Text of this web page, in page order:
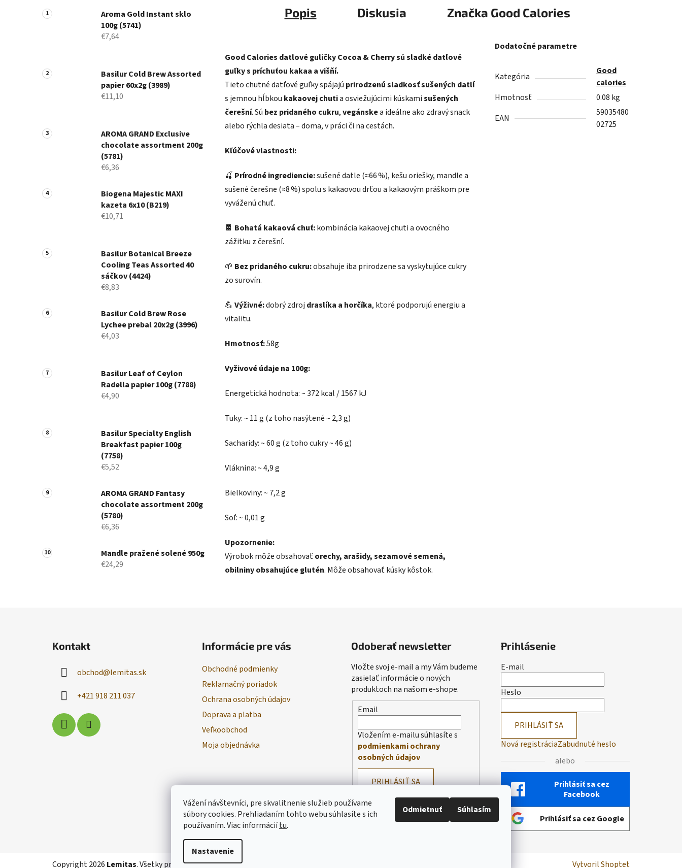
Vážení návštevníci, pre skvalitnenie služieb používame
súbory cookies. Prehliadaním tohto webu súhlasíte s ich
používaním.Viac informáciítu.
Nastavenie
Odmietnuť Súhlasím
Aroma Gold Instant sklo
100g (5741)
€7,64
Basilur Cold Brew Assorted
papier 60x2g (3989)
€11,10
AROMA GRAND Exclusive
chocolate assortment 200g
(5781)
€6,36
Biogena Majestic MAXI
kazeta 6x10 (B219)
€10,71
Basilur Botanical Breeze
Cooling Teas Assorted 40
sáčkov (4424)
€8,83
Basilur Cold Brew Rose
Lychee prebal 20x2g (3996)
€4,03
Basilur Leaf of Ceylon
Radella papier 100g (7788)
€4,90
Basilur Specialty English
Breakfast papier 100g
(7758)
€5,52
AROMA GRAND Fantasy
chocolate assortment 200g
(5780)
€6,36
Mandle pražené solené 950g
€24,29
Popis Diskusia Značka Good Calories
Good Calories ďatlové guličky Cocoa & Cherry sú sladké datľové
guľky s príchuťou kakaa a višňí.
Tieto chutné datľové guľky spájajú prirodzenú sladkosť sušených datlí
s jemnou hĺbkou kakaovej chutia osviežujúcimi kúskamisušených
čerešní. Sú bez pridaného cukru,vegánskea ideálne ako zdravý snack
alebo rýchla desiata – doma, v práci či na cestách.
Kľúčové vlastnosti:
🍒 Prírodné ingrediencie:sušené datle (≈66 %), kešu oriešky, mandle a
sušené čerešne (≈8 %) spolu s kakaovou drťou a kakaovým práškom pre
vyváženú chuť.
🍫 Bohatá kakaová chuť:kombinácia kakaovej chuti a ovocného
zážitku z čerešní.
🌱 Bez pridaného cukru:obsahuje iba prirodzene sa vyskytujúce cukry
zo surovín.
💪 Výživné:dobrý zdroj draslíka a horčíka, ktoré podporujú energiu a
vitalitu.
Hmotnosť:58g
Vyživové údaje na 100g:
Energetická hodnota: ~ 372 kcal / 1567 kJ
Tuky: ~ 11 g (z toho nasýtené ~ 2,3 g)
Sacharidy: ~ 60 g (z toho cukry ~ 46 g)
Vláknina: ~ 4,9 g
Bielkoviny: ~ 7,2 g
Soľ: ~ 0,01 g
Upozornenie:
Výrobok môže obsahovaťorechy, arašidy, sezamové semená,
obilniny obsahujúce glutén. Môže obsahovať kúsky kôstok.
Dodatočné parametre
Kategória
Good
calories
Hmotnosť
0.08 kg
EAN
59035480
02725
Kontakt
obchod@lemitas.sk
+421 918 211 037
Informácie pre vás
Obchodné podmienky
Reklamačný poriadok
Ochrana osobných údajov
Doprava a platba
Veľkoobchod
Moja objednávka
Odoberať newsletter
Vložte svoj e-mail a my Vám budeme
zasielať informácie o nových
produktoch na našom e-shope.
Email
Vložením e-mailu súhlasíte s
podmienkami ochrany
osobných údajov
PRIHLÁSIŤ SA
Prihlásenie
E-mail
Heslo
PRIHLÁSIŤ SA
Nová registráciaZabudnuté heslo
alebo
Prihlásiť sa cez
Facebook
Prihlásiť sa cez Google
Vytvoril Shoptet
Copyright 2026 Lemitas. Všetky práva vyhradené.Upraviť nastavenie cookies